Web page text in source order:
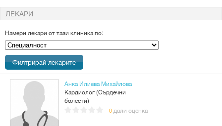
ЛЕКАРИ
Намери лекари от тази клиника по:
Специалност
Анка Илиева Михайлова
Кардиолог (Сърдечни
болести)
0 дали оценка